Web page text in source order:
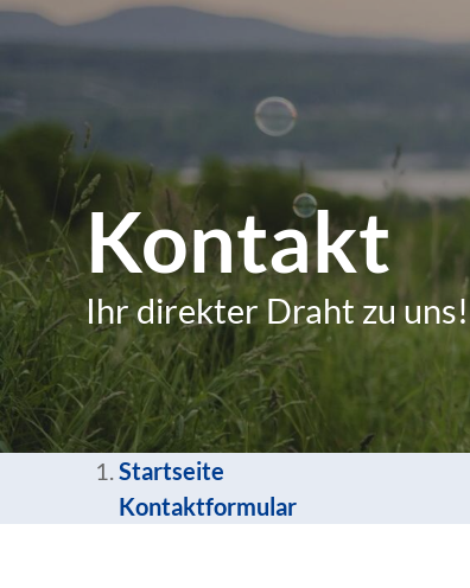
Kontakt
Ihr direkter Draht zu uns!
Startseite
Kontaktformular